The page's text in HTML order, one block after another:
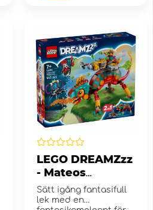
LEGO DREAMZzz
- Mateos
eldkameleont
Sätt igång fantasifull
lek med en